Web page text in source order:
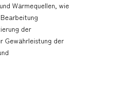
Wärmequellen, wie
der
Gewährleistung der